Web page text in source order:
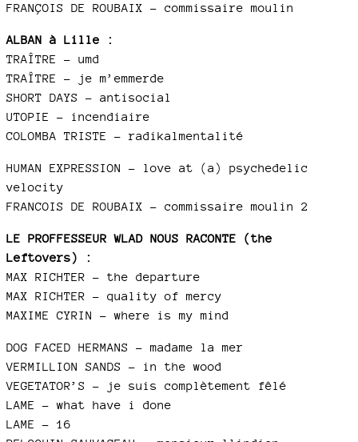
FRANÇOIS DE ROUBAIX – commissaire moulin
ALBAN à Lille :
TRAÎTRE – umd
TRAÎTRE – je m’emmerde
SHORT DAYS – antisocial
UTOPIE – incendiaire
COLOMBA TRISTE - radikalmentalité
HUMAN EXPRESSION – love at (a) psychedelic
velocity
FRANCOIS DE ROUBAIX – commissaire moulin 2
LE PROFFESSEUR WLAD NOUS RACONTE (the
Leftovers) :
MAX RICHTER – the departure
MAX RICHTER – quality of mercy
MAXIME CYRIN – where is my mind
DOG FACED HERMANS – madame la mer
VERMILLION SANDS – in the wood
VEGETATOR’S – je suis complètement fêlé
LAME – what have i done
LAME – 16